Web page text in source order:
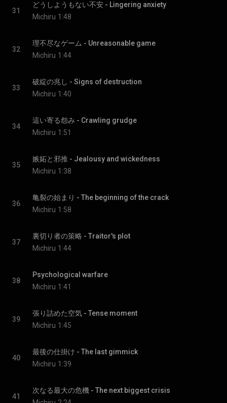
31
どうしようもない不安 - Lingering anxiety
Michiru 1:48
32
理不尽なゲーム - Unreasonable game
Michiru 1:44
33
破綻の兆し - Signs of destruction
Michiru 1:40
34
這い寄る怨み - Crawling grudge
Michiru 1:51
35
嫉妬と邪推 - Jealousy and wickedness
Michiru 1:38
36
亀裂の始まり - The beginning of the crack
Michiru 1:58
37
裏切り者の策略 - Traitor's plot
Michiru 1:44
38
Psychological warfare
Michiru 1:41
39
張り詰めた空気 - Tense moment
Michiru 1:45
40
最後の仕掛け - The last gimmick
Michiru 1:39
41
次なる最大の危機 - The next biggest crisis